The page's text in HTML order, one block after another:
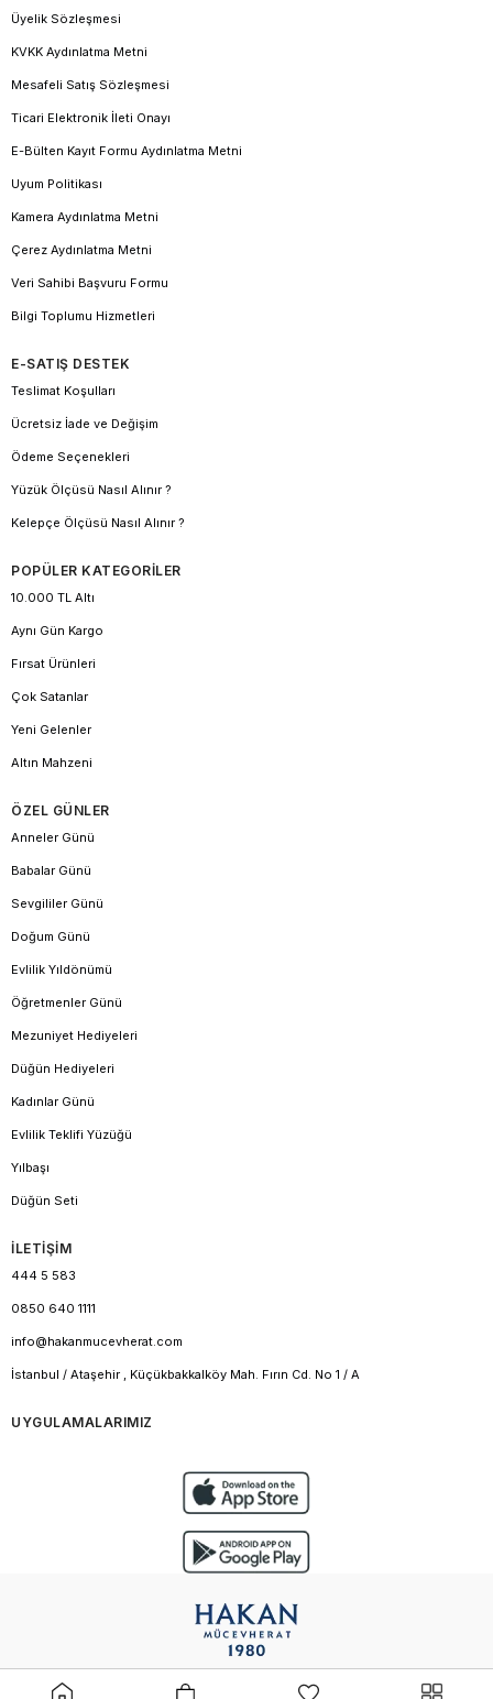
Üyelik Sözleşmesi
KVKK Aydınlatma Metni
Mesafeli Satış Sözleşmesi
Ticari Elektronik İleti Onayı
E-Bülten Kayıt Formu Aydınlatma Metni
Uyum Politikası
Kamera Aydınlatma Metni
Çerez Aydınlatma Metni
Veri Sahibi Başvuru Formu
Bilgi Toplumu Hizmetleri
E-SATIŞ DESTEK
Teslimat Koşulları
Ücretsiz İade ve Değişim
Ödeme Seçenekleri
Yüzük Ölçüsü Nasıl Alınır ?
Kelepçe Ölçüsü Nasıl Alınır ?
POPÜLER KATEGORİLER
10.000 TL Altı
Aynı Gün Kargo
Fırsat Ürünleri
Çok Satanlar
Yeni Gelenler
Altın Mahzeni
ÖZEL GÜNLER
Anneler Günü
Babalar Günü
Sevgililer Günü
Doğum Günü
Evlilik Yıldönümü
Öğretmenler Günü
Mezuniyet Hediyeleri
Düğün Hediyeleri
Kadınlar Günü
Evlilik Teklifi Yüzüğü
Yılbaşı
Düğün Seti
İLETİŞİM
444 5 583
0850 640 1111
info@hakanmucevherat.com
İstanbul / Ataşehir , Küçükbakkalköy Mah. Fırın Cd. No 1 / A
UYGULAMALARIMIZ